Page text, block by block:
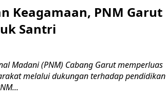
Keagamaan, PNM Garut
Santri
Madani (PNM) Cabang Garut memperluas
melalui dukungan terhadap pendidikan